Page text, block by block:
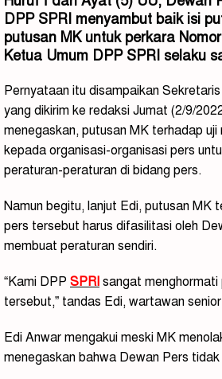
DPP SPRI menyambut baik isi
putusan MK untuk perkara
Ketua Umum DPP SPRI selaku
Pernyataan itu disampaikan
yang dikirim ke redaksi Jumat (2/9/
menegaskan, putusan MK terhadap
kepada organisasi-organisasi pers
peraturan-peraturan di bidang pers.
Namun begitu, lanjut Edi, putusan MK
pers tersebut harus difasilitasi oleh
membuat peraturan sendiri.
“Kami DPP SPRI sangat menghormati
tersebut,” tandas Edi, wartawan
Edi Anwar mengakui meski MK
menegaskan bahwa Dewan Pers